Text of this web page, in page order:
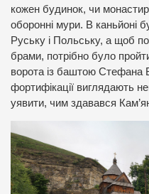
кожен будинок, чи
оборонні мури. В каньйоні
Руську і Польську, а щоб
брами, потрібно було
ворота із баштою Стефана
фортифікації виглядають
уявити, чим здавався